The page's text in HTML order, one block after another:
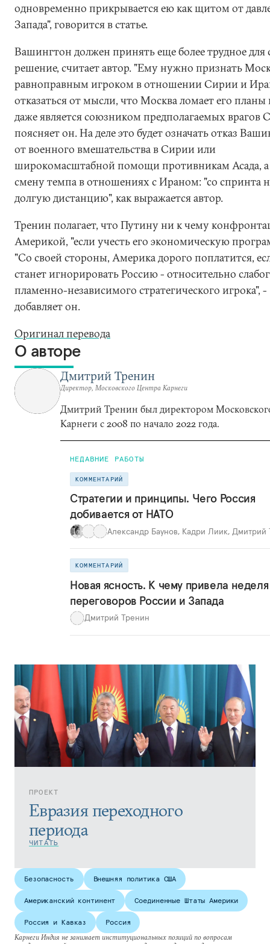
ПРОЕКТ
Евразия переходного
периода
ЧИТАТЬ
одновременно прикрывается ею как щитом от
Запада", говорится в статье.
Вашингтон должен принять еще более трудное для
решение, считает автор. "Ему нужно признать
равноправным игроком в отношении Сирии и
отказаться от мысли, что Москва ломает его планы
даже является союзником предполагаемых
поясняет он. На деле это будет означать отказ
от военного вмешательства в Сирии или
широкомасштабной помощи противникам Асада, а
смену темпа в отношениях с Ираном: "со спринта
долгую дистанцию", как выражается автор.
Тренин полагает, что Путину ни к чему
Америкой, "если учесть его экономическую
"Со своей стороны, Америка дорого поплатится,
станет игнорировать Россию - относительно
пламенно-независимого стратегического игрока", -
добавляет он.
Оригинал перевода
О авторе
Дмитрий Тренин
Директор, Московского Центра Карнеги
Дмитрий Тренин был директором
Карнеги с 2008 по начало 2022 года.
НЕДАВНИЕ РАБОТЫ
КОММЕНТАРИЙ
Стратегии и принципы. Чего Россия
добивается от НАТО
Александр Баунов, Кадри Лиик, Дмитрий
КОММЕНТАРИЙ
Новая ясность. К чему привела неделя
переговоров России и Запада
Дмитрий Тренин
Безопасность Внешняя политика США
Американский континент Соединенные Штаты Америки
Россия и Кавказ
Россия
Карнеги Индия не занимает институциональных позиций по вопросам